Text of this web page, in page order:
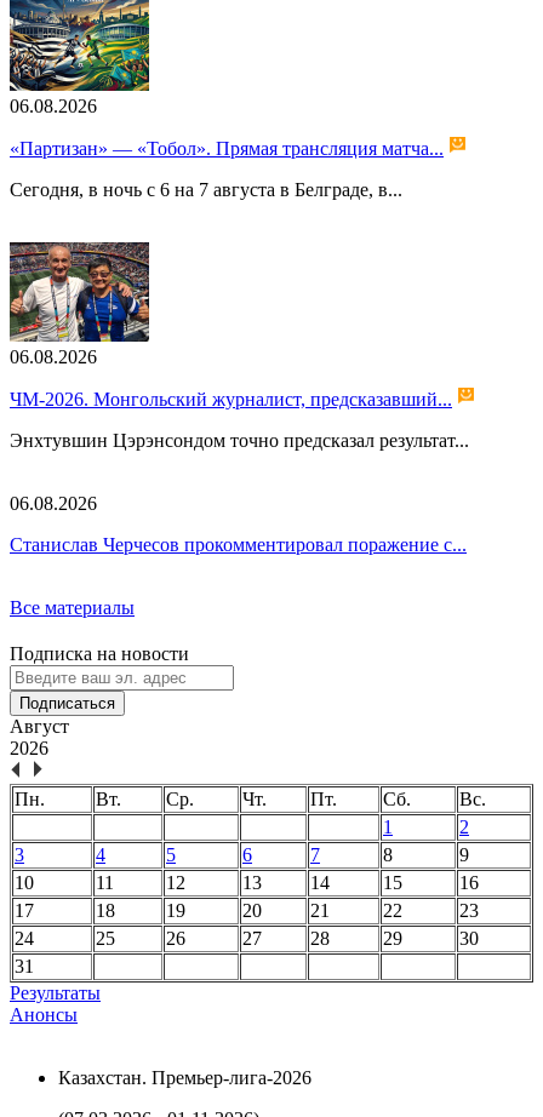
06.08.2026
«Партизан» — «Тобол». Прямая трансляция матча...
Сегодня, в ночь с 6 на 7 августа в Белграде, в...
06.08.2026
ЧМ-2026. Монгольский журналист, предсказавший...
Энхтувшин Цэрэнсондом точно предсказал результат...
06.08.2026
Станислав Черчесов прокомментировал поражение с...
Все материалы
Подписка на новости
Подписаться
Август
2026
Пн. Вт. Ср. Чт. Пт. Сб.
Вс.
1
2
3
4 5 6 7 8
9
10
11 12 13 14 15
16
17
18 19 20 21 22
23
24
25 26 27 28 29
30
31
Результаты
Анонсы
Казахстан. Премьер-лига-2026